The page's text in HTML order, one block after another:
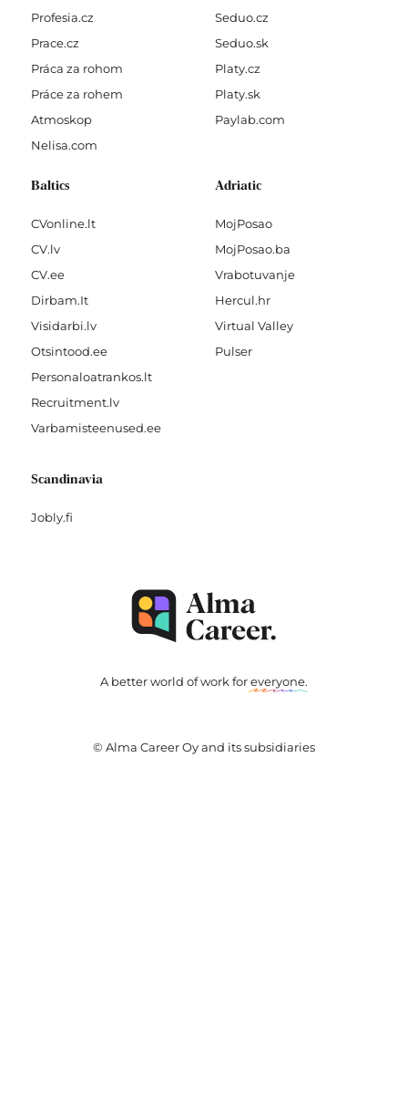
Profesia.cz
Prace.cz
Práca za rohom
Práce za rohem
Atmoskop
Nelisa.com
Seduo.cz
Seduo.sk
Platy.cz
Platy.sk
Paylab.com
Baltics
CVonline.lt
CV.lv
CV.ee
Dirbam.It
Visidarbi.lv
Otsintood.ee
Personaloatrankos.lt
Recruitment.lv
Varbamisteenused.ee
Adriatic
MojPosao
MojPosao.ba
Vrabotuvanje
Hercul.hr
Virtual Valley
Pulser
Scandinavia
Jobly.fi
A better world of work foreveryone.
© Alma Career Oy and its subsidiaries